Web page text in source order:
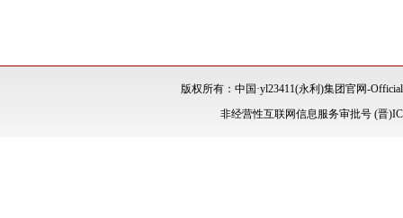
版权所有：中国·yl23411(永利)集团官网-
非经营性互联网信息服务审批号 (晋